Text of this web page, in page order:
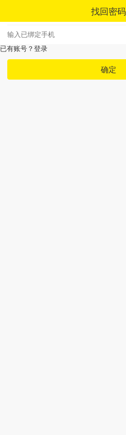
找回密码
已有账号？登录
确定